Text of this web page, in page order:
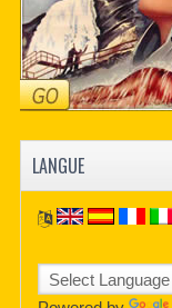
LANGUE